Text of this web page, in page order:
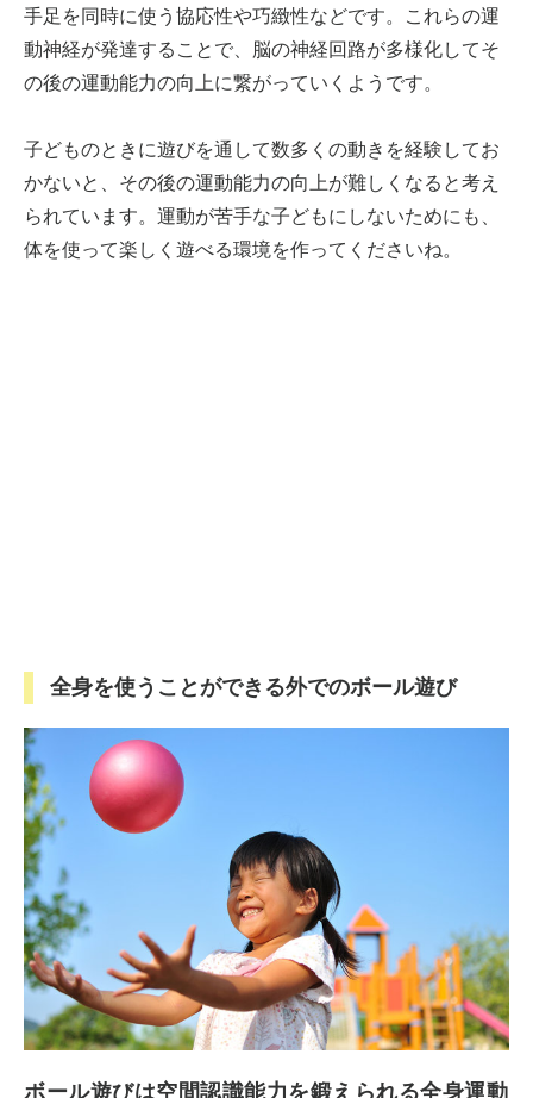
手足を同時に使う協応性や巧緻性などです。これらの運
動神経が発達することで、脳の神経回路が多様化してそ
の後の運動能力の向上に繋がっていくようです。
子どものときに遊びを通して数多くの動きを経験してお
かないと、その後の運動能力の向上が難しくなると考え
られています。運動が苦手な子どもにしないためにも、
体を使って楽しく遊べる環境を作ってくださいね。
全身を使うことができる外でのボール遊び
ボール遊びは空間認識能力を鍛えられる全身運動